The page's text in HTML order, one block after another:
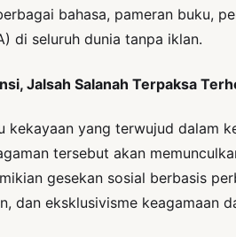
bahasa, pameran buku,
di seluruh dunia tanpa iklan.
Jalsah Salanah Terpaksa
yang terwujud dalam
tersebut akan
gesekan sosial berbasis
dan eksklusivisme keagamaan